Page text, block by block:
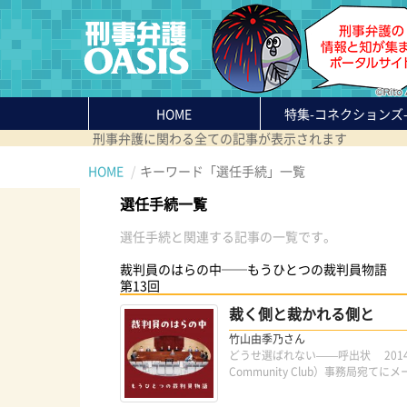
HOME 特集-コネクションズ
刑事弁護に関わる全ての記事が表示されます
HOME
キーワード「選任手続」一覧
選任手続一覧
選任手続と関連する記事の一覧です。
裁判員のはらの中──もうひとつの裁判員物語
第13回
裁く側と裁かれる側と
竹山由季乃さん
どうせ選ばれない——呼出状 2014
Community Club）事務局宛てに